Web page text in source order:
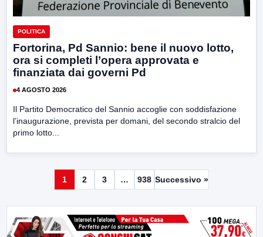
POLITICA
Fortorina, Pd Sannio: bene il nuovo lotto,
ora si completi l’opera approvata e
finanziata dai governi Pd
4 AGOSTO 2026
Il Partito Democratico del Sannio accoglie con soddisfazione
l’inaugurazione, prevista per domani, del secondo stralcio del
primo lotto...
1 2 3 … 938 Successivo »